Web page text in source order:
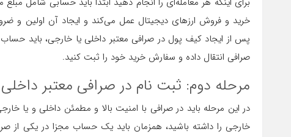
خرید و فروش ارزهای دیجیتال عمل می‌کند و ایجاد آن اولین و
پس از ایجاد کیف پول در صرافی معتبر داخلی یا خارجی، باید حساب
صرافی انتقال داده و سفارش خرید خود را ثبت کنید.
مرحله دوم: ثبت نام در صرافی معتبر
در این مرحله باید در صرافی با امنیت بالا و مطمئن داخلی و یا
خارجی را داشته باشید، همزمان باید یک حساب مجزا در یکی از